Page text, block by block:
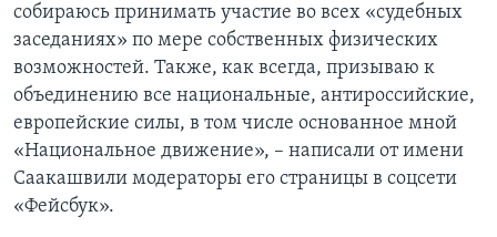
собираюсь принимать участие во всех «судебных
заседаниях» по мере собственных физических
возможностей. Также, как всегда, призываю к
объединению все национальные, антироссийские,
европейские силы, в том числе основанное мной
«Национальное движение», – написали от имени
Саакашвили модераторы его страницы в соцсети
«Фейсбук».